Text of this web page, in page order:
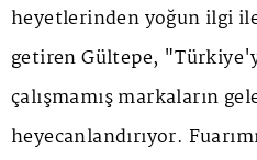
heyetlerinden yoğun ilgi
getiren Gültepe,
çalışmamış markaların
heyecanlandırıyor.